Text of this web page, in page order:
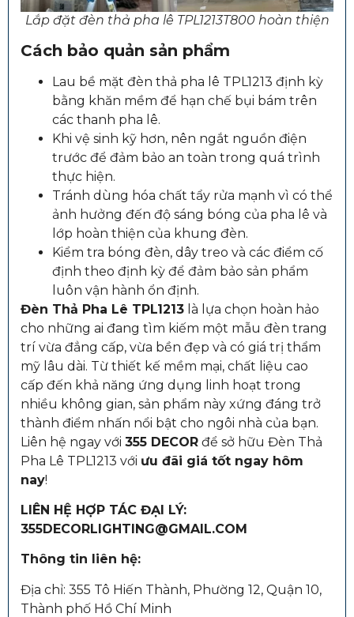
Lắp đặt đèn thả pha lê TPL1213T800 hoàn thiện
Cách bảo quản sản phẩm
Lau bề mặt đèn thả pha lê TPL1213 định kỳ
bằng khăn mềm để hạn chế bụi bám trên
các thanh pha lê.
Khi vệ sinh kỹ hơn, nên ngắt nguồn điện
trước để đảm bảo an toàn trong quá trình
thực hiện.
Tránh dùng hóa chất tẩy rửa mạnh vì có thể
ảnh hưởng đến độ sáng bóng của pha lê và
lớp hoàn thiện của khung đèn.
Kiểm tra bóng đèn, dây treo và các điểm cố
định theo định kỳ để đảm bảo sản phẩm
luôn vận hành ổn định.
Đèn Thả Pha Lê TPL1213 là lựa chọn hoàn hảo
cho những ai đang tìm kiếm một mẫu đèn trang
trí vừa đẳng cấp, vừa bền đẹp và có giá trị thẩm
mỹ lâu dài. Từ thiết kế mềm mại, chất liệu cao
cấp đến khả năng ứng dụng linh hoạt trong
nhiều không gian, sản phẩm này xứng đáng trở
thành điểm nhấn nổi bật cho ngôi nhà của bạn.
Liên hệ ngay với 355 DECOR để sở hữu Đèn Thả
Pha Lê TPL1213 với ưu đãi giá tốt ngay hôm
nay!
LIÊN HỆ HỢP TÁC ĐẠI LÝ:
355DECORLIGHTING@GMAIL.COM
Thông tin liên hệ:
Địa chỉ: 355 Tô Hiến Thành, Phường 12, Quận 10,
Thành phố Hồ Chí Minh